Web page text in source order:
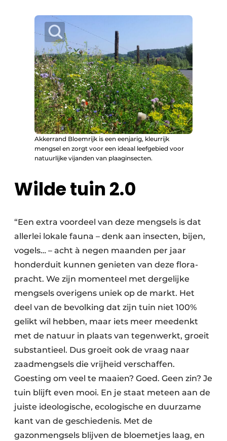
Akkerrand Bloemrijk is een eenjarig, kleurrijk
mengsel en zorgt voor een ideaal leefgebied voor
natuurlijke vijanden van plaaginsecten.
Wilde tuin 2.0
“Een extra voordeel van deze mengsels is dat
allerlei lokale fauna – denk aan insecten, bijen,
vogels… – acht à negen maanden per jaar
honderduit kunnen genieten van deze flora-
pracht. We zijn momenteel met dergelijke
mengsels overigens uniek op de markt. Het
deel van de bevolking dat zijn tuin niet 100%
gelikt wil hebben, maar iets meer meedenkt
met de natuur in plaats van tegenwerkt, groeit
substantieel. Dus groeit ook de vraag naar
zaadmengsels die vrijheid verschaffen.
Goesting om veel te maaien? Goed. Geen zin? Je
tuin blijft even mooi. En je staat meteen aan de
juiste ideologische, ecologische en duurzame
kant van de geschiedenis. Met de
gazonmengsels blijven de bloemetjes laag, en